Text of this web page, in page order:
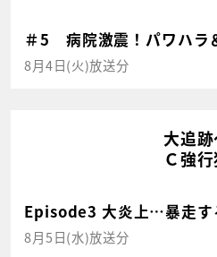
＃5 病院激震！パワハラ
8月4日(火)放送分
大追
Ｃ強
Episode3 大炎上…暴走す
8月5日(水)放送分